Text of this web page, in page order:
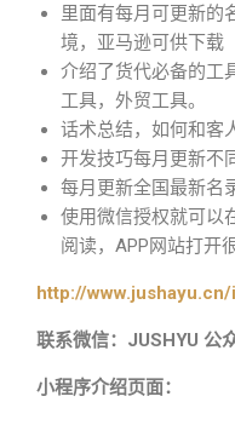
里面有每月可更新的
境，亚马逊可供下载
介绍了货代必备的工
工具，外贸工具。
话术总结，如何和客
开发技巧每月更新不
每月更新全国最新名
使用微信授权就可以
阅读，APP网站打开
http://
联系微信：JUSHYU 公
小程序介绍页面：